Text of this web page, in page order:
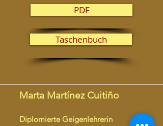
PDF
Taschenbuch
​Marta Martínez Cuitiño
Diplomierte Geigenlehrerin